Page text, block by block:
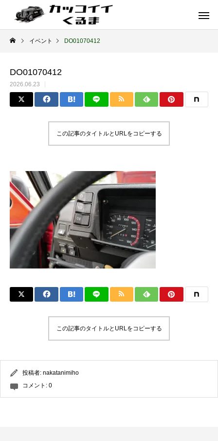
イギリス車
ENGLAND
ドイツ車
GERMANY
イベント DO01070412
DO01070412
2026.06.23
この記事のタイトルとURLをコピーする
この記事のタイトルとURLをコピーする
投稿者: nakatanimiho
コメント: 0